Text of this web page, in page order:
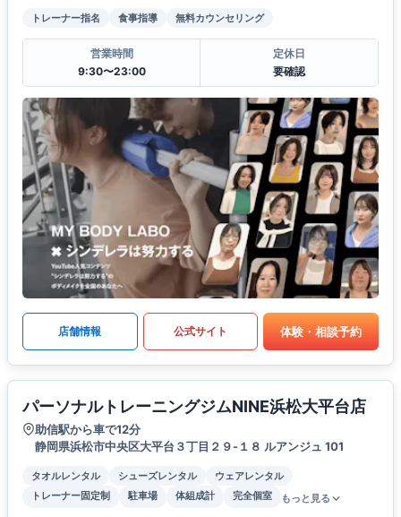
トレーナー指名 食事指導 無料カウンセリング
営業時間
9:30〜23:00
定休日
要確認
店舗情報 公式サイト 体験・相談予約
パーソナルトレーニングジムNINE浜松大平台店
助信駅から車で12分
静岡県浜松市中央区大平台３丁目２９-１８ ルアンジュ 101
タオルレンタル シューズレンタル
ウェアレンタル
トレーナー固定制
駐車場 体組成計 完全個室 もっと見る